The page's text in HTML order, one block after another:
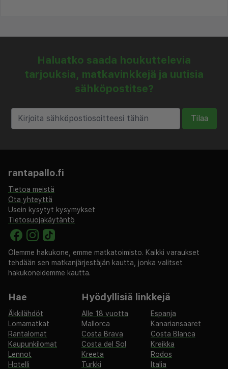
Haluatko saada houkuttelevia
tarjouksia, matkavinkkejä ja uutisia
sähköpostitse?
Tilaa
rantapallo.fi
Tietoa meistä
Ota yhteyttä
Usein kysytyt kysymykset
Tietosuojakäytäntö
Olemme hakukone, emme matkatoimisto. Kaikki varaukset
tehdään sen matkanjärjestäjän kautta, jonka valitset
hakukoneidemme kautta.
Hae
Äkkilähdöt
Lomamatkat
Rantalomat
Kaupunkilomat
Lennot
Hotelli
Hyödyllisiä linkkejä
Alle 18 vuotta
Espanja
Mallorca
Kanariansaaret
Costa Brava
Costa Blanca
Costa del Sol
Kreikka
Kreeta
Rodos
Turkki
Italia